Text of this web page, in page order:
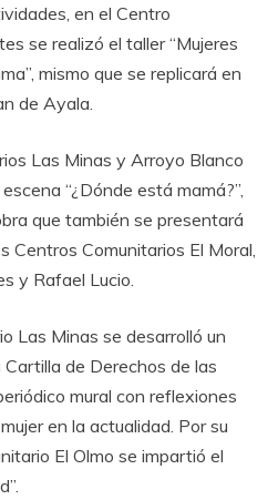
en el Centro
se realizó el taller “Mujeres
mismo que se replicará en
de Ayala.
Las Minas y Arroyo Blanco
“¿Dónde está mamá?”,
que también se presentará
Centros Comunitarios El Moral,
y Rafael Lucio.
Las Minas se desarrolló un
de Derechos de las
mural con reflexiones
en la actualidad. Por su
El Olmo se impartió el